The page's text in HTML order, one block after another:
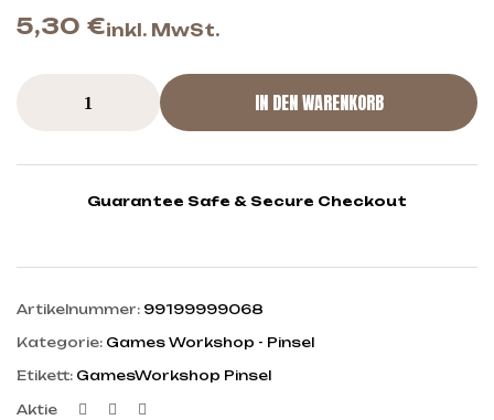
5,30 €inkl. MwSt.
IN DEN WARENKORB
Guarantee Safe & Secure Checkout
Artikelnummer: 99199999068
Kategorie: Games Workshop - Pinsel
Etikett: GamesWorkshop Pinsel
Aktie Facebook
Twitter